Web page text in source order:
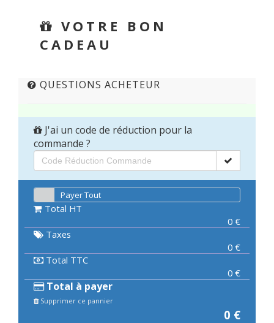
VOTRE BON
CADEAU
QUESTIONS ACHETEUR
J'ai un code de réduction pour la
commande ?
Payer Tout
Total HT
0 €
Taxes
0 €
Total TTC
0 €
Total à payer
Supprimer ce pannier
0 €